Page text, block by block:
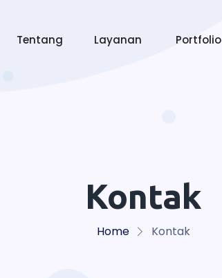
Tentang Layanan Portfolio
Kontak
Home Kontak